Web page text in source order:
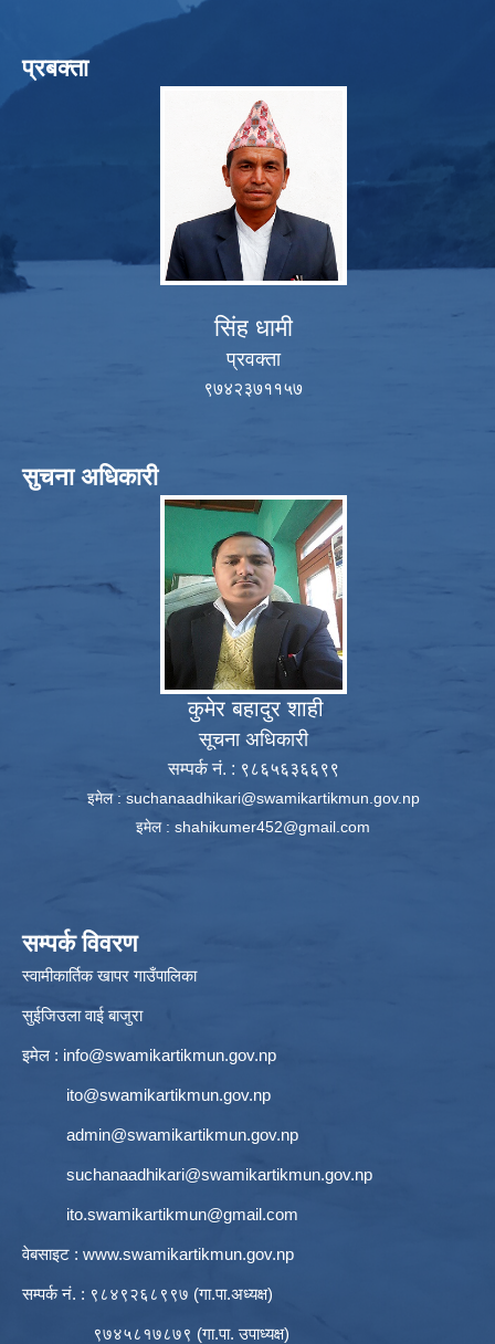
प्रबक्ता
सिंह धामी
प्रवक्ता
९७४२३७११५७
सुचना अधिकारी
कुमेर बहादुर शाही
सूचना अधिकारी
सम्पर्क नं. : ९८६५६३६६९९
इमेल : suchanaadhikari@swamikartikmun.gov.np
इमेल : shahikumer452@gmail.com
सम्पर्क विवरण
स्वामीकार्तिक खापर गाउँपालिका
सुईजिउला वाई बाजुरा
इमेल : info@swamikartikmun.gov.np
ito@swamikartikmun.gov.np
admin@swamikartikmun.gov.np
suchanaadhikari@swamikartikmun.gov.np
ito.swamikartikmun@gmail.com
वेबसाइट : www.swamikartikmun.gov.np
सम्पर्क नं. : ९८४९२६८९९७ (गा.पा.अध्यक्ष)
९७४५८१७८७९ (गा.पा. उपाध्यक्ष)